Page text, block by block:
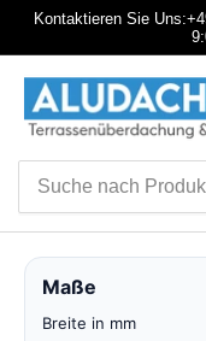
Kontaktieren Sie
Produkten